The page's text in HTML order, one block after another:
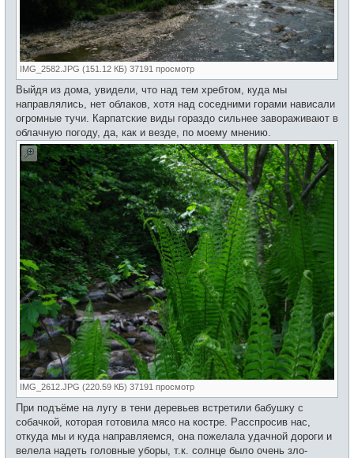
IMG_2582.JPG (151.12 КБ) 37191 просмотр
Выйдя из дома, увидели, что над тем хребтом, куда мы
направлялись, нет облаков, хотя над соседними горами нависали
огромные тучи. Карпатские виды гораздо сильнее завораживают в
облачную погоду, да, как и везде, по моему мнению.
IMG_2612.JPG (220.59 КБ) 37191 просмотр
При подъёме на лугу в тени деревьев встретили бабушку с
собачкой, которая готовила мясо на костре. Расспросив нас,
откуда мы и куда направляемся, она пожелала удачной дороги и
велела надеть головные уборы, т.к. солнце было очень зло-